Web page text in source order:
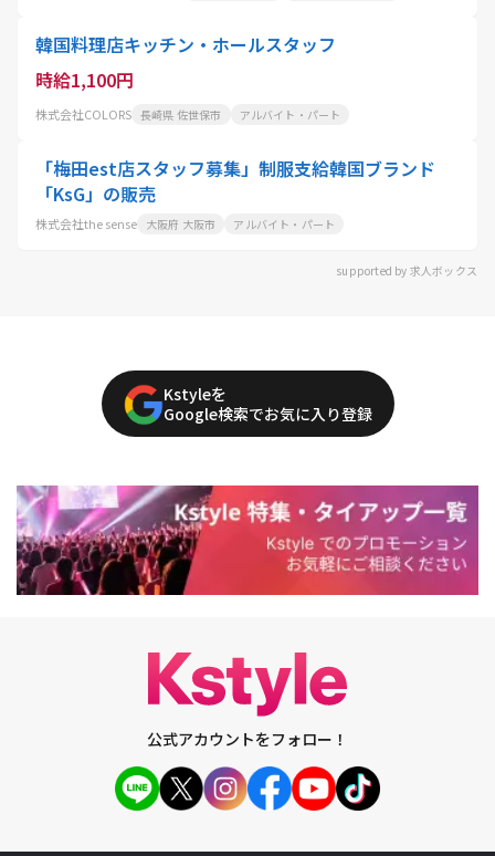
韓国料理店キッチン・ホールスタッフ
時給1,100円
株式会社COLORS 長崎県 佐世保市 アルバイト・パート
「梅田est店スタッフ募集」制服支給韓国ブランド
「KsG」の販売
株式会社the sense 大阪府 大阪市 アルバイト・パート
supported by 求人ボックス
Kstyleを
Google検索でお気に入り登録
公式アカウントをフォロー！